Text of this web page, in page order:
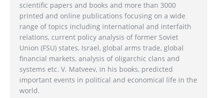
scientific papers and books and more than 3000
printed and online publications focusing on a wide
range of topics including international and interfaith
relations, current policy analysis of former Soviet
Union (FSU) states, Israel, global arms trade, global
financial markets, analysis of oligarchic clans and
systems etc. V. Matveev, in his books, predicted
important events in political and economical life in the
world.